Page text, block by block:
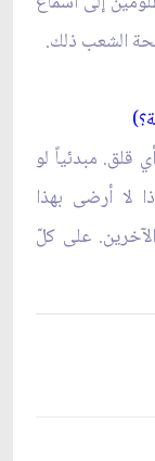
الشعب ذلك.
قلق. مبدئياً لو
لا أرضى بهذا
على كلّ